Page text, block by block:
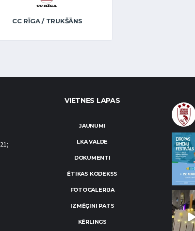
CC RĪGA / TRUKŠĀNS
VIETNES LAPAS
JAUNUMI
LKA VALDE
DOKUMENTI
ĒTIKAS KODEKSS
FOTOGALERIJA
IZMĒĢINI PATS
KĒRLINGS